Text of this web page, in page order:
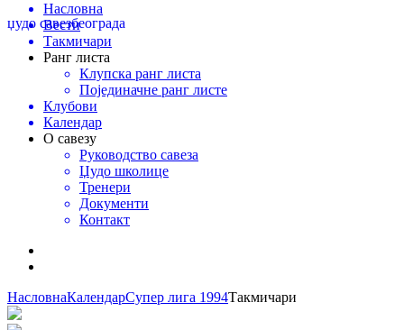
џудо савезбеограда
Насловна
Вести
Такмичари
Ранг листа
Клупска ранг листа
Појединачне ранг листе
Клубови
Календар
О савезу
Руководство савеза
Џудо школице
Тренери
Документи
Контакт
НасловнаКалендарСупер лига 1994Такмичари